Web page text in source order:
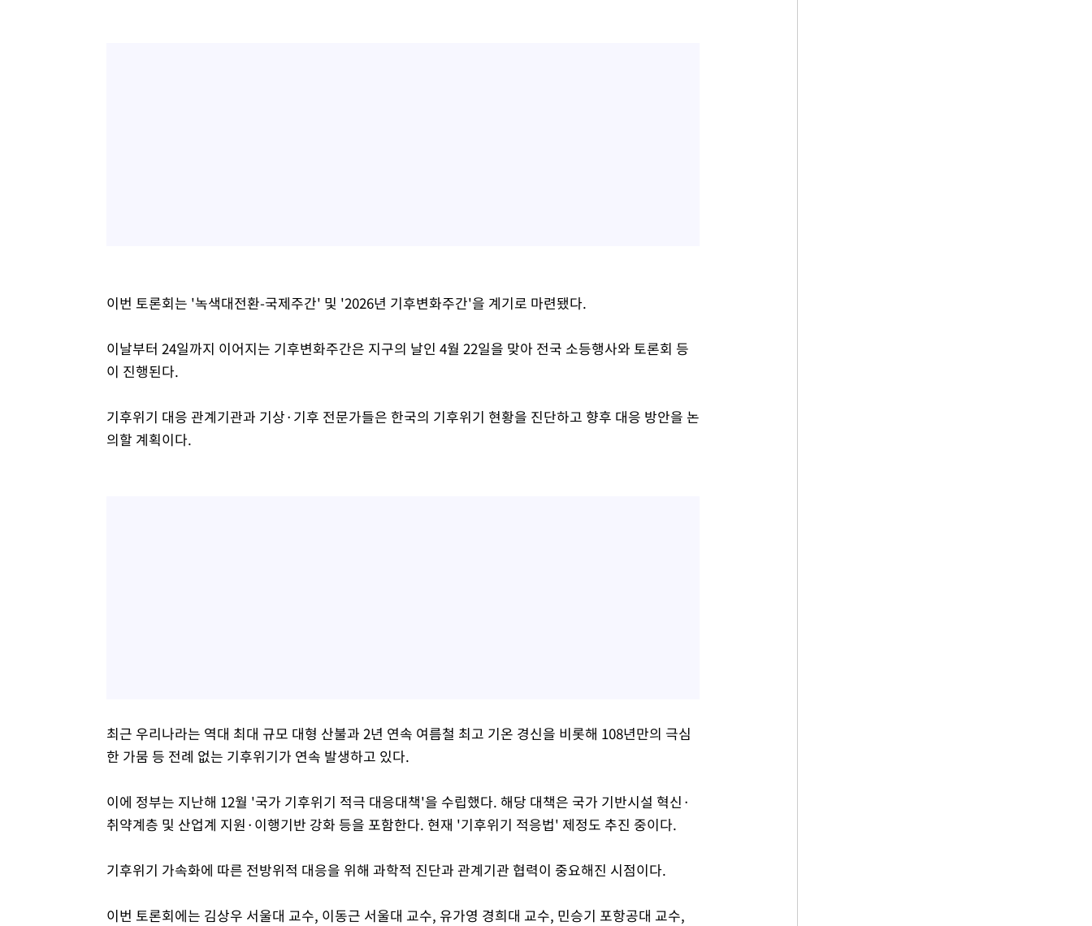
이번 토론회는 '녹색대전환-국제주간' 및 '2026년 기후변화주간'을 계기로 마련됐다.
이날부터 24일까지 이어지는 기후변화주간은 지구의 날인 4월 22일을 맞아 전국 소등행사와 토론회 등
이 진행된다.
기후위기 대응 관계기관과 기상·기후 전문가들은 한국의 기후위기 현황을 진단하고 향후 대응 방안을 논
의할 계획이다.
최근 우리나라는 역대 최대 규모 대형 산불과 2년 연속 여름철 최고 기온 경신을 비롯해 108년만의 극심
한 가뭄 등 전례 없는 기후위기가 연속 발생하고 있다.
이에 정부는 지난해 12월 '국가 기후위기 적극 대응대책'을 수립했다. 해당 대책은 국가 기반시설 혁신·
취약계층 및 산업계 지원·이행기반 강화 등을 포함한다. 현재 '기후위기 적응법' 제정도 추진 중이다.
기후위기 가속화에 따른 전방위적 대응을 위해 과학적 진단과 관계기관 협력이 중요해진 시점이다.
이번 토론회에는 김상우 서울대 교수, 이동근 서울대 교수, 유가영 경희대 교수, 민승기 포항공대 교수,